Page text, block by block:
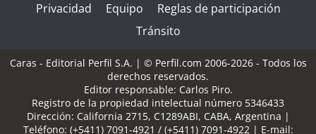
Privacidad
Equipo
Reglas de participación
Tránsito
Caras - Editorial Perfil S.A. | © Perfil.com 2006-2026 - Todos los
derechos reservados.
Editor responsable: Carlos Piro.
Registro de la propiedad intelectual número 5346433
Dirección: California 2715, C1289ABI, CABA, Argentina |
Teléfono: (+5411) 7091-4921 / (+5411) 7091-4922| E-mail: